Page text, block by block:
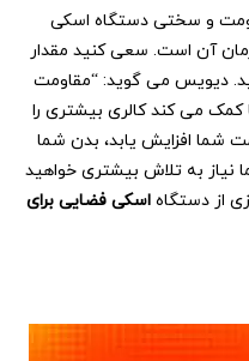
و سختی دستگاه اسکی
آن است. سعی کنید مقدار
دیویس می گوید: “مقاومت
می کند کالری بیشتری را
شما افزایش یابد، بدن شما
به تلاش بیشتری خواهید
از دستگاه اسکی فضایی برای